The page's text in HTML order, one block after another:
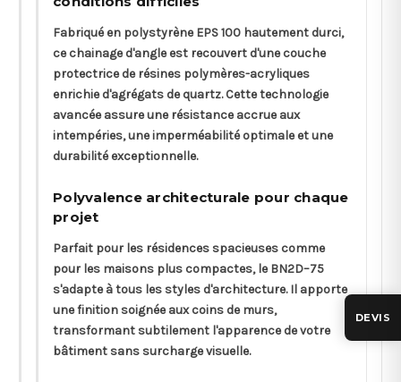
Fabriqué en polystyrène EPS 100 hautement durci,
ce chainage d'angle est recouvert d'une couche
protectrice de résines polymères-acryliques
enrichie d'agrégats de quartz. Cette technologie
avancée assure une résistance accrue aux
intempéries, une imperméabilité optimale et une
durabilité exceptionnelle.
Polyvalence architecturale pour chaque
projet
Parfait pour les résidences spacieuses comme
pour les maisons plus compactes, le BN2D–75
s'adapte à tous les styles d'architecture. Il apporte
une finition soignée aux coins de murs,
transformant subtilement l'apparence de votre
bâtiment sans surcharge visuelle.
DEVIS